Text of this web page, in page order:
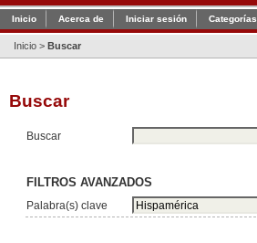
Inicio Acerca de Iniciar sesión Categorías
Inicio > Buscar
Buscar
Buscar
FILTROS AVANZADOS
Palabra(s) clave